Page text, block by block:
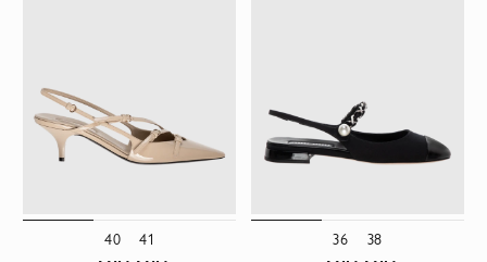
40 41 36 38